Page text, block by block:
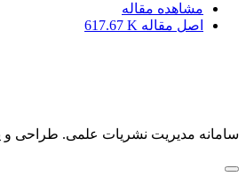
مشاهده مقاله
اصل مقاله 617.67 K
سامانه مدیریت نشریات علمی. طراحی و